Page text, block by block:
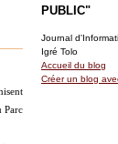
Parc
PUBLIC"
Journal
Igré Tolo
Accueil du blog
Créer un blog